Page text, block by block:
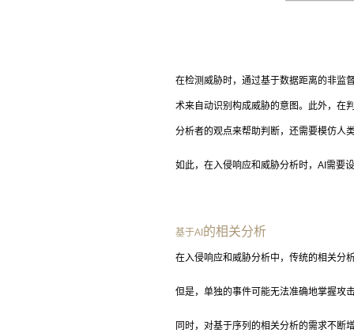
在检测威胁时，通过基于数据距离的非监
术来自动识别构成威胁的意图。此外，在
分析者的观点来帮助判断，还需要模仿人
如此，在入侵响应和威胁分析时， AI 需要
基于AI 的相关分析
在入侵响应和威胁分析中，传统的相关分
但是，单独的事件可能无法准确地掌握攻
同时，对基于序列的相关分析的需求不断